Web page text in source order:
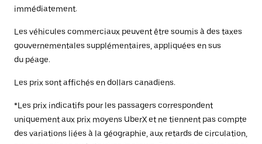
immédiatement.
Les véhicules commerciaux peuvent être soumis à des taxes
gouvernementales supplémentaires, appliquées en sus
du péage.
Les prix sont affichés en dollars canadiens.
*Les prix indicatifs pour les passagers correspondent
uniquement aux prix moyens UberX et ne tiennent pas compte
des variations liées à la géographie, aux retards de circulation,